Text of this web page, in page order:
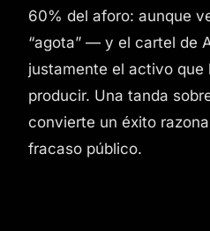
60% del aforo: aunque
“agota” — y el cartel de
justamente el activo que
producir. Una tanda
convierte un éxito
fracaso público.